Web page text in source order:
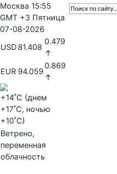
Москва 15:55
GMT +3 Пятница
07-08-2026
USD 81.408
0.479
↑
EUR 94.059
0.869
↑
+14˚C (днем
+17˚C, ночью
+10˚C)
Ветрено,
переменная
облачность